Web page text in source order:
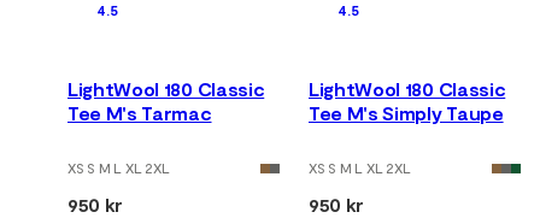
4.5
LightWool 180 Classic
Tee M's Tarmac
XS S M L XL 2XL
950 kr
4.5
LightWool 180 Classic
Tee M's Simply Taupe
XS S M L XL 2XL
950 kr